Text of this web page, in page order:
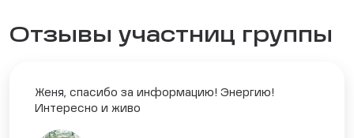
Отзывы участниц группы
Женя, спасибо за информацию! Энергию!
Интересно и живо